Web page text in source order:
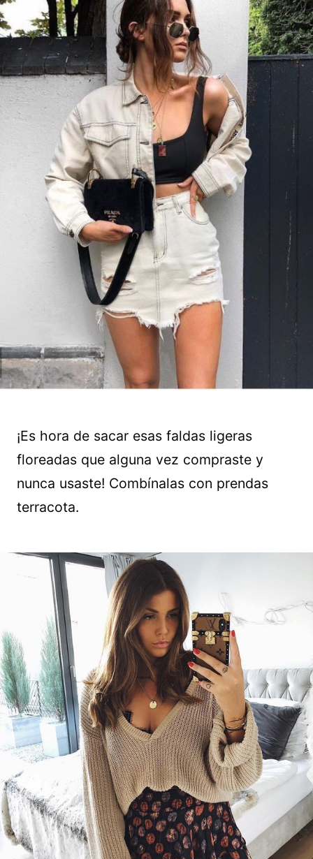
¡Es hora de sacar esas faldas ligeras
floreadas que alguna vez compraste y
nunca usaste! Combínalas con prendas
terracota.